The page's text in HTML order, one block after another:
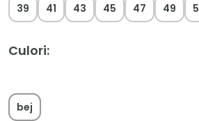
39 41 43 45 47 49
Culori:
bej